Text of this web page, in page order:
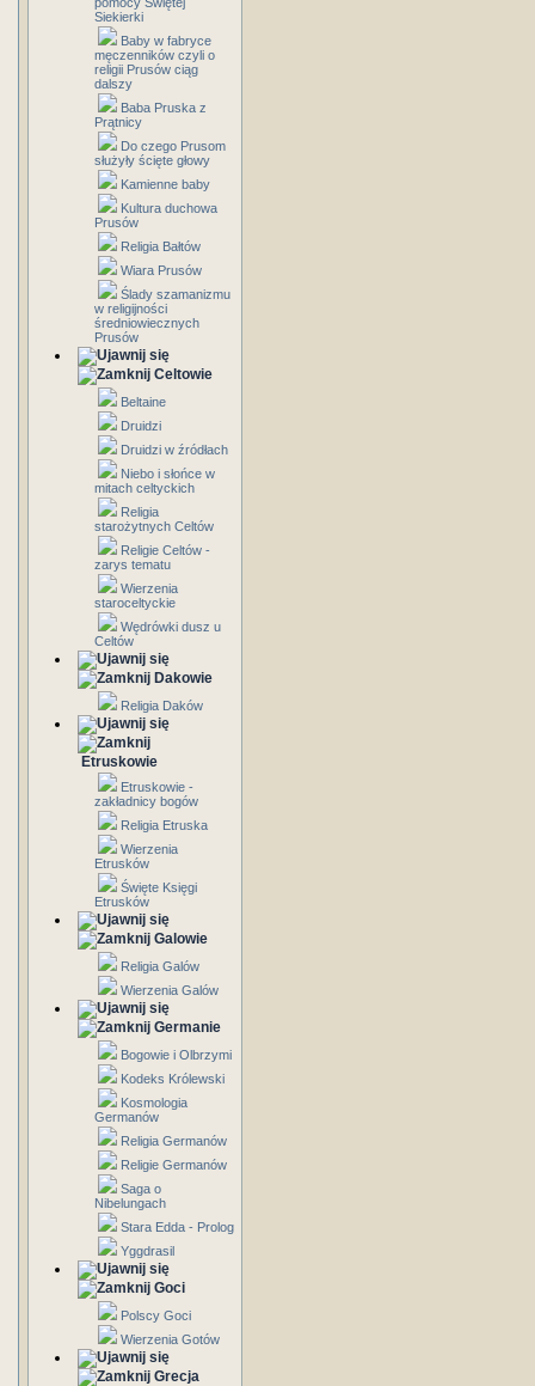
Siekierki
Baby w fabryce
męczenników czyli o
religii Prusów ciąg
dalszy
Baba Pruska z
Prątnicy
Do czego Prusom
służyły ścięte głowy
Kamienne baby
Kultura duchowa
Prusów
Religia Bałtów
Wiara Prusów
Ślady szamanizmu
w religijności
średniowiecznych
Prusów
Celtowie
Beltaine
Druidzi
Druidzi w źródłach
Niebo i słońce w
mitach celtyckich
Religia
starożytnych Celtów
Religie Celtów -
zarys tematu
Wierzenia
staroceltyckie
Wędrówki dusz u
Celtów
Dakowie
Religia Daków
Etruskowie
Etruskowie -
zakładnicy bogów
Religia Etruska
Wierzenia
Etrusków
Święte Księgi
Etrusków
Galowie
Religia Galów
Wierzenia Galów
Germanie
Bogowie i Olbrzymi
Kodeks Królewski
Kosmologia
Germanów
Religia Germanów
Religie Germanów
Saga o
Nibelungach
Stara Edda - Prolog
Yggdrasil
Goci
Polscy Goci
Wierzenia Gotów
Grecja